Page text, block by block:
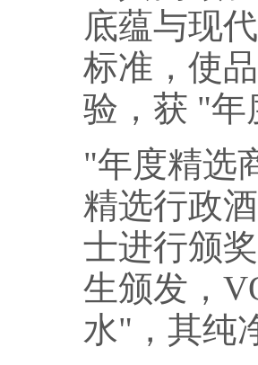
底蕴与现
标准，使
验，获 "年
"年度精选
精选行政
士进行颁
生颁发，
水"，其纯